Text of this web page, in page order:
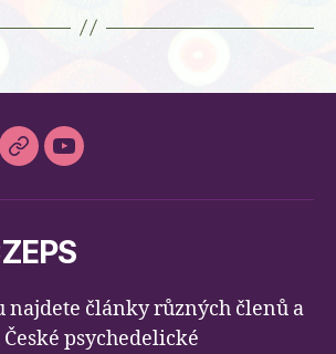
SlidesliveYoutube
najdete články různých členů a
psychedelické